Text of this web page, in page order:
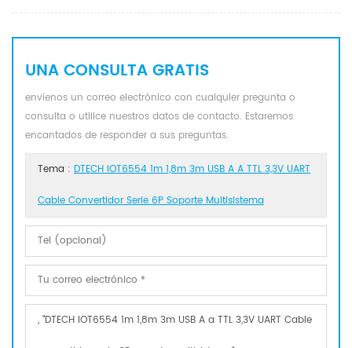
UNA CONSULTA GRATIS
envíenos un correo electrónico con cualquier pregunta o
consulta o utilice nuestros datos de contacto. Estaremos
encantados de responder a sus preguntas.
Tema : DTECH IOT6554 1m 1,8m 3m USB A A TTL 3,3V UART
Cable Convertidor Serie 6P Soporte Multisistema